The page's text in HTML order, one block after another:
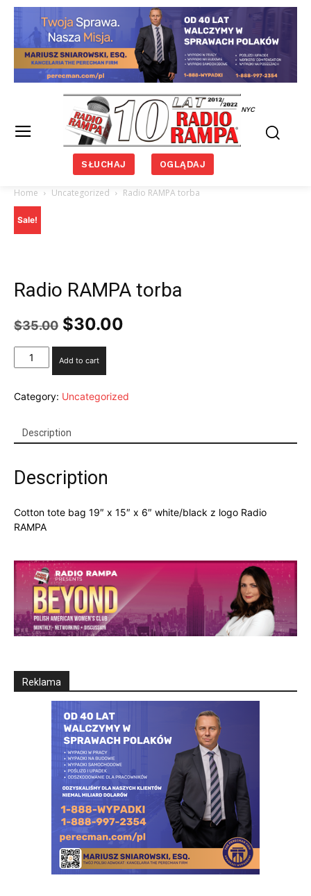
NYC
SŁUCHAJ OGLĄDAJ
Home Uncategorized Radio RAMPA torba
Sale!
Radio RAMPA torba
$35.00 Original
price
was:
$35.00.
$30.00
Radio
RAMPA
quantity
Add to cart
Category: Uncategorized
Description
Description
Cotton tote bag 19″ x 15″ x 6″ white/black z logo Radio
RAMPA
Reklama